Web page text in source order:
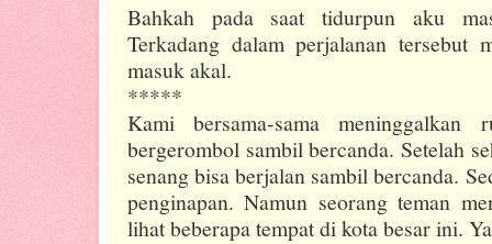
Bahkah pada saat tidurpun aku
Terkadang dalam perjalanan tersebut
masuk akal.
*****
Kami bersama-sama meninggalkan
bergerombol sambil bercanda. Setelah
senang bisa berjalan sambil bercanda.
penginapan. Namun seorang teman
lihat beberapa tempat di kota besar ini.